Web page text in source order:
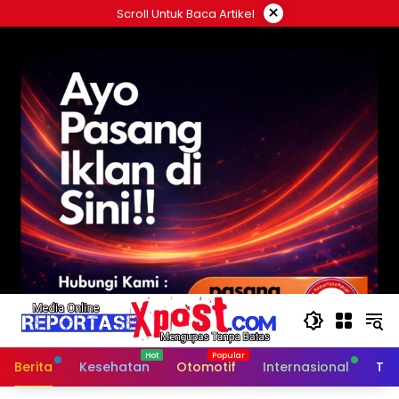
ke
Scroll Untuk Baca Artikel ×
Berita Kesehatan Otomotif Internasional